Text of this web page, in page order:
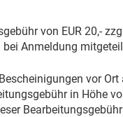
von EUR 20,-
Anmeldung
vor
in Höhe